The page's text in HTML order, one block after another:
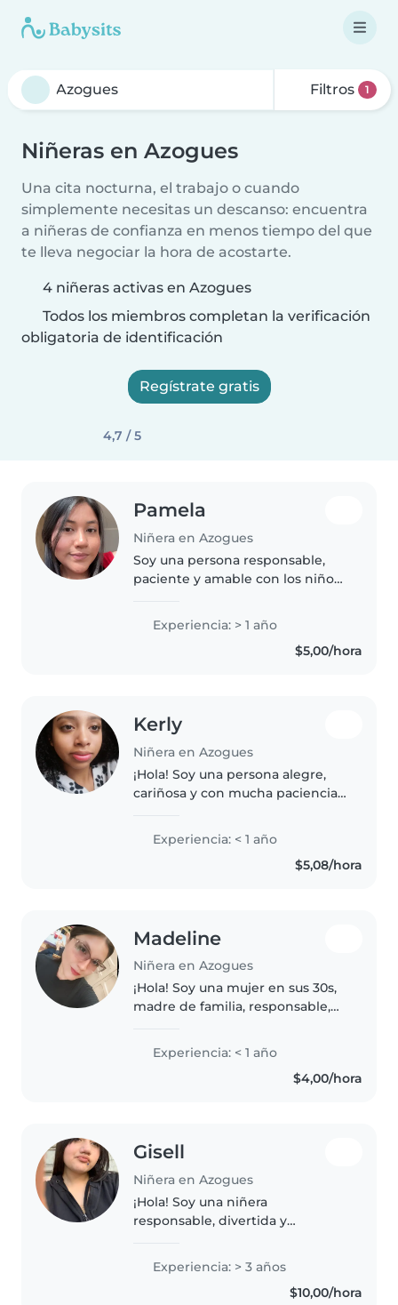
Filtros 1
Niñeras en Azogues
Una cita nocturna, el trabajo o cuando
simplemente necesitas un descanso: encuentra
a niñeras de confianza en menos tiempo del que
te lleva negociar la hora de acostarte.
4 niñeras activas en Azogues
Todos los miembros completan la verificación
obligatoria de identificación
Regístrate gratis
4,7 / 5
Pamela
Niñera en Azogues
Soy una persona responsable,
paciente y amable con los niños.
ellos y ayudar en lo que
necesiten, siempre buscando
crear un ambiente seguro y
Experiencia: > 1 año
$5,00/hora
Kerly
Niñera en Azogues
¡Hola! Soy una persona alegre,
cariñosa y con mucha paciencia.
momentos divertidos y hacer
que se sientan cómodos y
Experiencia: < 1 año
$5,08/hora
Madeline
Niñera en Azogues
¡Hola! Soy una mujer en sus 30s,
madre de familia, responsable,
experiencia en el cuidado de
niños en edad escolar,
incluyendo niños con autismo.
Experiencia: < 1 año
$4,00/hora
Gisell
Niñera en Azogues
¡Hola! Soy una niñera
responsable, divertida y
de experiencia cuidando niños
de todas las edades. Me encanta
hacer manualidades y juegos, y
Experiencia: > 3 años
$10,00/hora